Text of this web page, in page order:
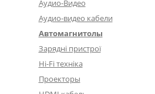
Аудио-Видео
Аудио-видео кабели
Автомагнитолы
Зарядні пристрої
Hi-Fi техніка
Проекторы